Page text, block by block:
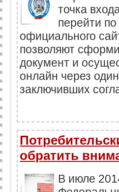
точка
перейти
официального
позволяют
документ и
онлайн через
заключивших
обратить
В июле